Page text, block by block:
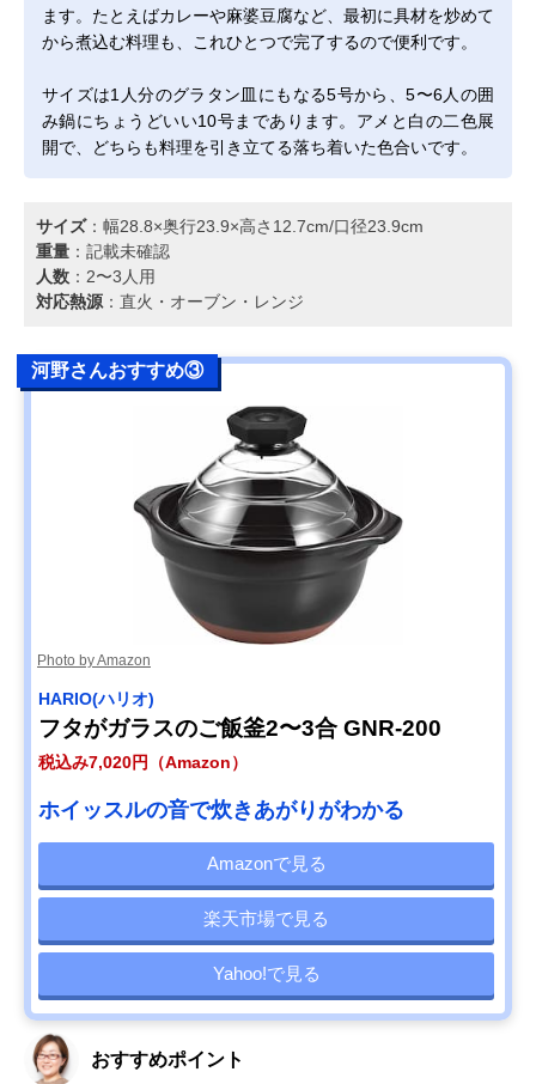
ます。たとえばカレーや麻婆豆腐など、最初に具材を炒めて
から煮込む料理も、これひとつで完了するので便利です。
サイズは1人分のグラタン皿にもなる5号から、5〜6人の囲
み鍋にちょうどいい10号まであります。アメと白の二色展
開で、どちらも料理を引き立てる落ち着いた色合いです。
サイズ：幅28.8×奥行23.9×高さ12.7cm/口径23.9cm
重量 ：記載未確認
人数 ：2〜3人用
対応熱源 ：直火・オーブン・レンジ
河野さんおすすめ③
Photo by Amazon
HARIO(ハリオ)
フタがガラスのご飯釜2〜3合 GNR-200
税込み7,020円（Amazon）
ホイッスルの音で炊きあがりがわかる
Amazonで見る
楽天市場で見る
Yahoo!で見る
おすすめポイント